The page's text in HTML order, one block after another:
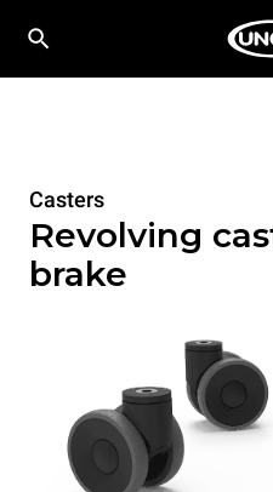
Casters
Revolving
brake